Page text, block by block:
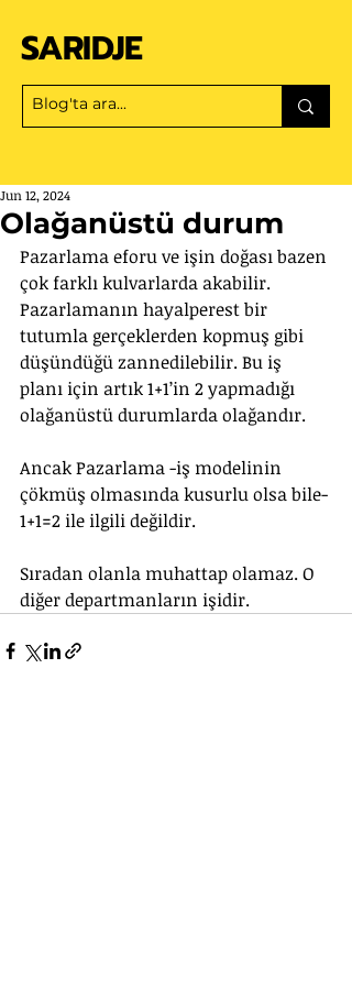
SARIDJE
Olağanüstü durum
Jun 12, 2024
Pazarlama eforu ve işin doğası bazen
çok farklı kulvarlarda akabilir.
Pazarlamanın hayalperest bir
tutumla gerçeklerden kopmuş gibi
düşündüğü zannedilebilir. Bu iş
planı için artık 1+1’in 2 yapmadığı
olağanüstü durumlarda olağandır.
Ancak Pazarlama -iş modelinin
çökmüş olmasında kusurlu olsa bile-
1+1=2 ile ilgili değildir.
Sıradan olanla muhattap olamaz. O
diğer departmanların işidir.